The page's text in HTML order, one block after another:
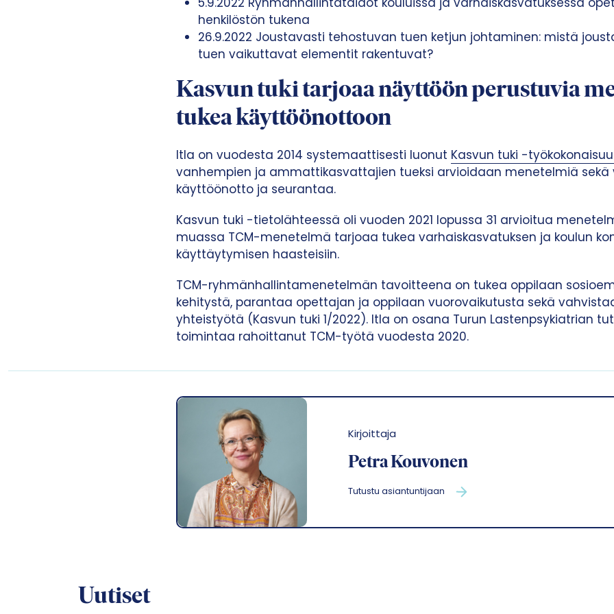
henkilöstön tukena
26.9.2022 Joustavasti tehostuvan tuen ketjun johtaminen: mistä
tuen vaikuttavat elementit rakentuvat?
Kasvun tuki tarjoaa näyttöön perustuvia
tukea käyttöönottoon
Itla on vuodesta 2014 systemaattisesti luonut Kasvun tuki -
vanhempien ja ammattikasvattajien tueksi arvioidaan menetelmiä
käyttöönotto ja seurantaa.
Kasvun tuki -tietolähteessä oli vuoden 2021 lopussa 31 arvioitua
muassa TCM-menetelmä tarjoaa tukea varhaiskasvatuksen ja koulun
käyttäytymisen haasteisiin.
TCM-ryhmänhallintamenetelmän tavoitteena on tukea oppilaan
kehitystä, parantaa opettajan ja oppilaan vuorovaikutusta sekä
yhteistyötä (Kasvun tuki 1/2022). Itla on osana Turun Lastenpsykiatrian
toimintaa rahoittanut TCM-työtä vuodesta 2020.
Kirjoittaja
Petra Kouvonen
Tutustu asiantuntijaan
Uutiset